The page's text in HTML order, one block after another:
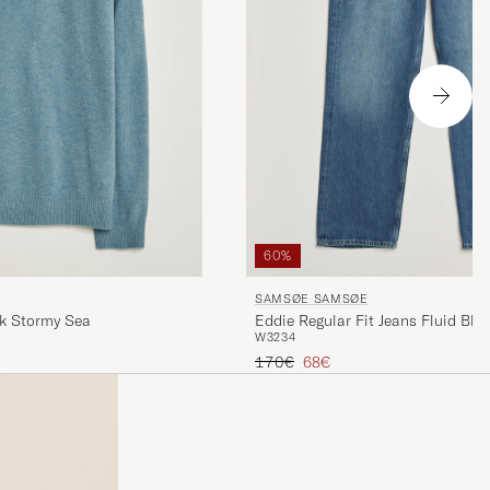
Stormy Sea
60%
SAMSØE SAMSØE
Eddie Regular Fit Jeans Fluid Blue
W3234
Regulärer Preis
170€ Reduzierter Preis
68€